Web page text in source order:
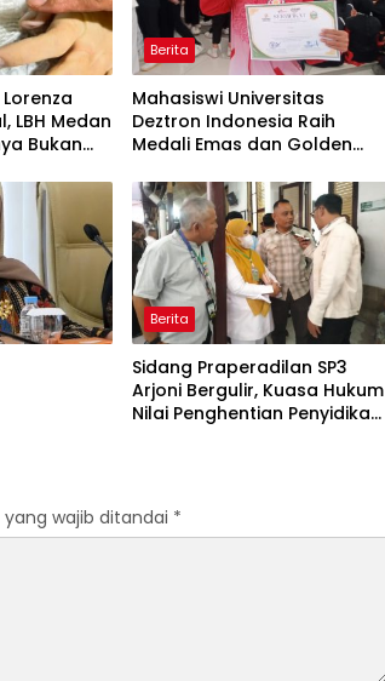
LBH Medan
Bukan
Berita
Mahasiswi Universitas
Deztron Indonesia Raih
Medali Emas dan Golden
Berita
Sidang Praperadilan SP3
Arjoni Bergulir, Kuasa Hukum
Nilai Penghentian Penyidikan
yang wajib ditandai *